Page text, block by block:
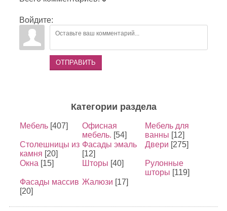
Войдите:
ОТПРАВИТЬ
Категории раздела
Мебель [407]
Офисная
мебель. [54]
Мебель для
ванны [12]
Столешницы из
камня [20]
Фасады эмаль
[12]
Двери [275]
Окна [15] Шторы [40]
Рулонные
шторы [119]
Фасады массив
[20]
Жалюзи [17]